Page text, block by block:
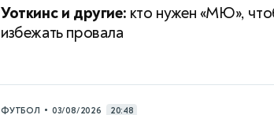
Уоткинс и другие: кто нужен «МЮ»,
избежать провала
ФУТБОЛ • 03/08/2026 20:48